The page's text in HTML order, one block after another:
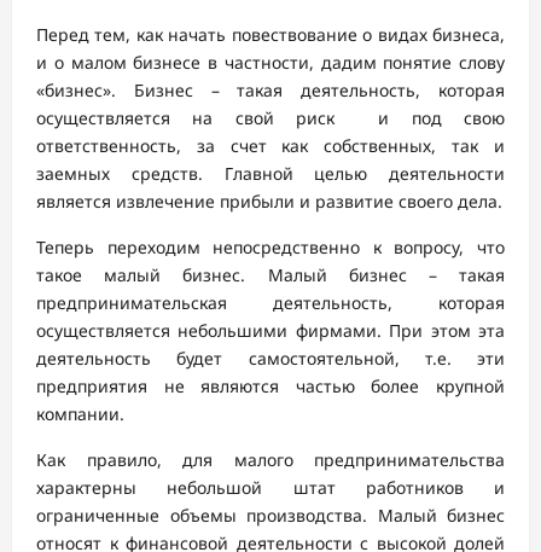
Перед тем, как начать повествование о видах бизнеса,
и о малом бизнесе в частности, дадим понятие слову
«бизнес». Бизнес – такая деятельность, которая
осуществляется на свой риск и под свою
ответственность, за счет как собственных, так и
заемных средств. Главной целью деятельности
является извлечение прибыли и развитие своего дела.
Теперь переходим непосредственно к вопросу, что
такое малый бизнес. Малый бизнес – такая
предпринимательская деятельность, которая
осуществляется небольшими фирмами. При этом эта
деятельность будет самостоятельной, т.е. эти
предприятия не являются частью более крупной
компании.
Как правило, для малого предпринимательства
характерны небольшой штат работников и
ограниченные объемы производства. Малый бизнес
относят к финансовой деятельности с высокой долей